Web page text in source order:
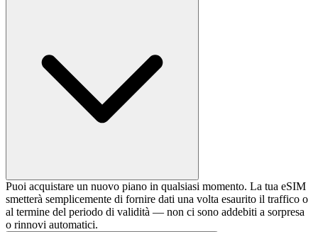
Puoi acquistare un nuovo piano in qualsiasi momento. La tua eSIM
smetterà semplicemente di fornire dati una volta esaurito il traffico o
al termine del periodo di validità — non ci sono addebiti a sorpresa
o rinnovi automatici.